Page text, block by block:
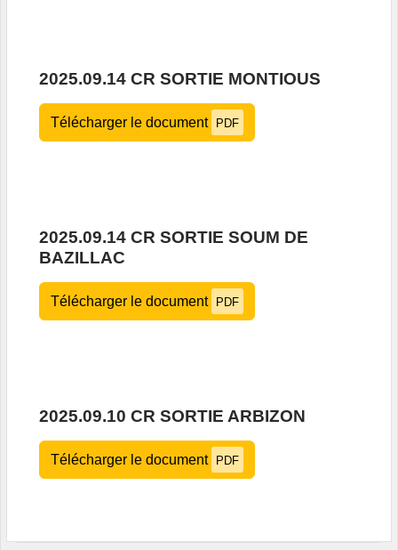
2025.09.14 CR SORTIE MONTIOUS
Télécharger le document PDF
2025.09.14 CR SORTIE SOUM DE
BAZILLAC
Télécharger le document PDF
2025.09.10 CR SORTIE ARBIZON
Télécharger le document PDF